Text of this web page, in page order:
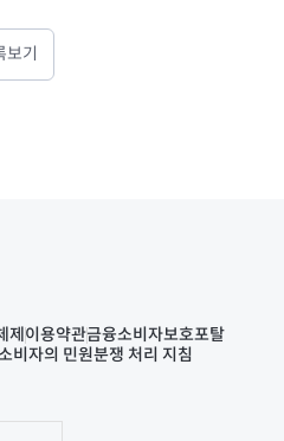
보기
제 이용약관금융소비자보호포탈
비자의 민원분쟁 처리 지침